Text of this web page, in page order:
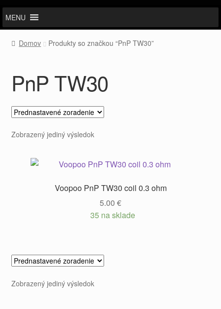
MENU
Domov Produkty so značkou “PnP TW30”
PnP TW30
Zobrazený jediný výsledok
Voopoo PnP TW30 coil 0.3 ohm
5.00 €
35 na sklade
Zobrazený jediný výsledok